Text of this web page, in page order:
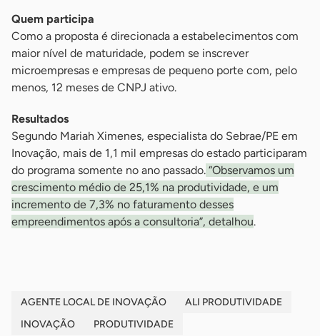
Quem participa
Como a proposta é direcionada a estabelecimentos com
maior nível de maturidade, podem se inscrever
microempresas e empresas de pequeno porte com, pelo
menos, 12 meses de CNPJ ativo.
Resultados
Segundo Mariah Ximenes, especialista do Sebrae/PE em
Inovação, mais de 1,1 mil empresas do estado participaram
do programa somente no ano passado. “Observamos um
crescimento médio de 25,1% na produtividade, e um
incremento de 7,3% no faturamento desses
empreendimentos após a consultoria”, detalhou.
AGENTE LOCAL DE INOVAÇÃO
ALI PRODUTIVIDADE
INOVAÇÃO
PRODUTIVIDADE